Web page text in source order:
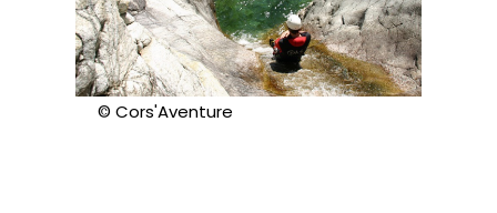
© Cors'Aventure